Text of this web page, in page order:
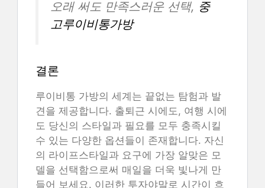
오래 써도 만족스러운 선택, 중
고루이비통가방
결론
루이비통 가방의 세계는 끝없는 탐험과 발
견을 제공합니다. 출퇴근 시에도, 여행 시에
도 당신의 스타일과 필요를 모두 충족시킬
수 있는 다양한 옵션들이 존재합니다. 자신
의 라이프스타일과 요구에 가장 알맞은 모
델을 선택함으로써 매일을 더욱 빛나게 만
들어 보세요. 이러한 투자야말로 시간이 흐